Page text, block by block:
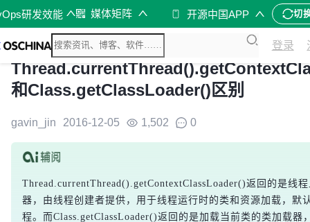
研发效能 媒体矩阵 开源中国APP 切
登录
和Class.getClassLoader()区别
gavin_jin 2016-12-05 1,502 0
Thread.currentThread().getContextClassLoader()返回的是线
器，由线程创建者提供，用于线程运行时的类和资源加载，默
程。而Class.getClassLoader()返回的是加载当前类的类加载器